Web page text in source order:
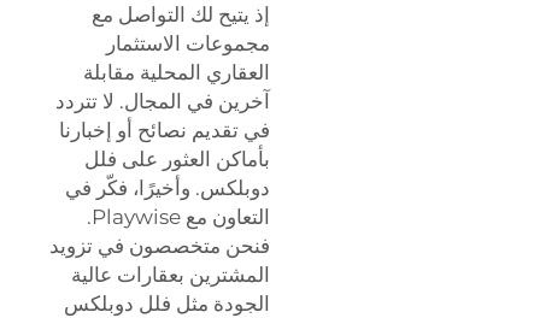
إذ يتيح لك التواصل مع
مجموعات الاستثمار
العقاري المحلية مقابلة
آخرين في المجال. لا تتردد
في تقديم نصائح أو إخبارنا
بأماكن العثور على فلل
دوبلكس. وأخيرًا، فكّر في
التعاون مع Playwise.
فنحن متخصصون في تزويد
المشترين بعقارات عالية
الجودة مثل فلل دوبلكس